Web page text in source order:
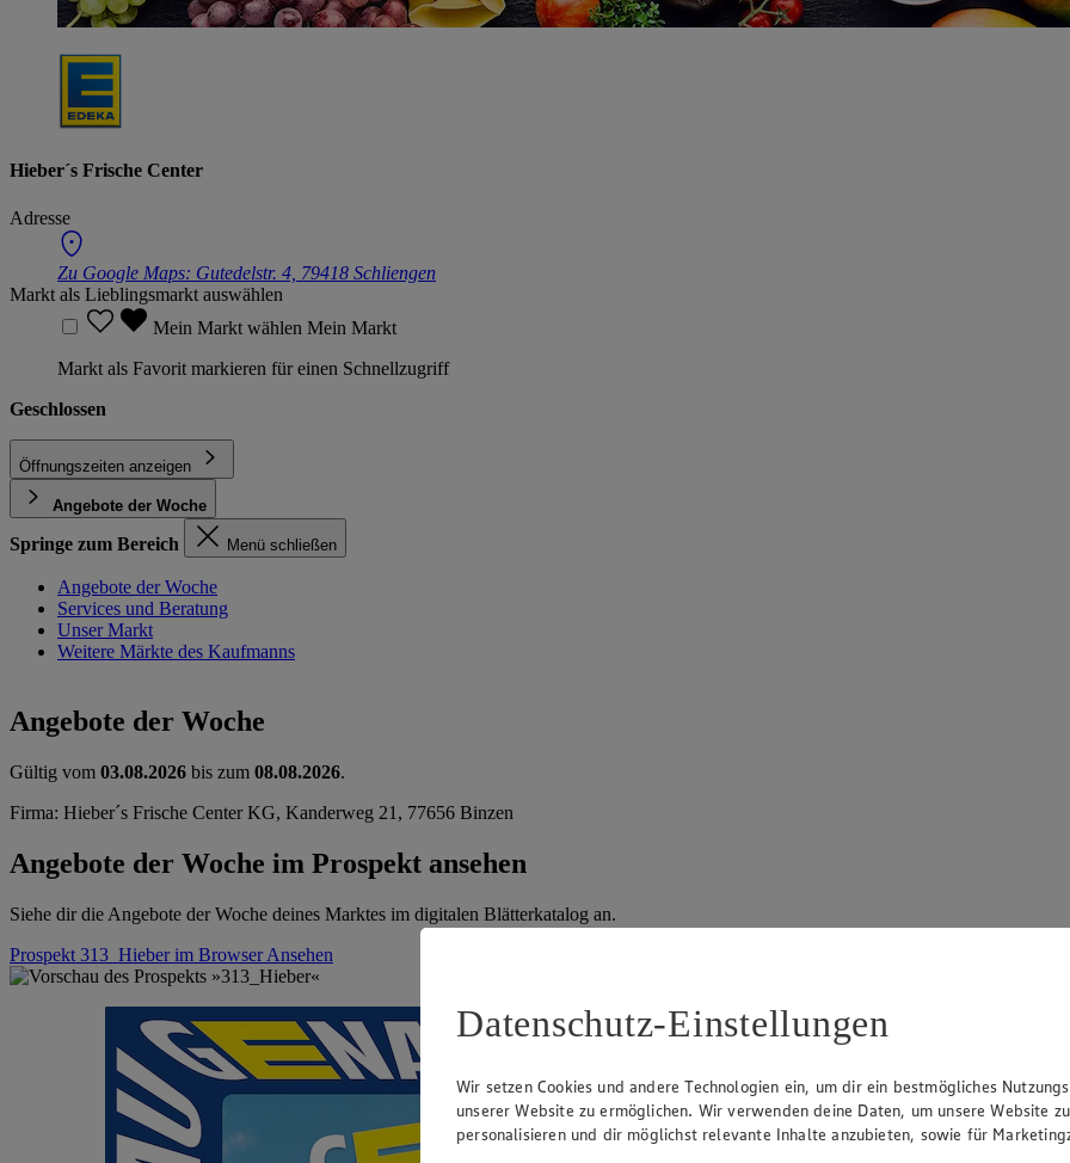
Hieber´s Frische Center
Adresse
Zu Google Maps: Gutedelstr. 4, 79418 Schliengen
Markt als Lieblingsmarkt auswählen
Mein Markt wählen Mein Markt
Markt als Favorit markieren für einen Schnellzugriff
Geschlossen
Öffnungszeiten anzeigen
Angebote der Woche
Springe zum Bereich Menü schließen
Angebote der Woche
Services und Beratung
Unser Markt
Weitere Märkte des Kaufmanns
Angebote der Woche
Gültig vom 03.08.2026 bis zum 08.08.2026.
Firma: Hieber´s Frische Center KG, Kanderweg 21, 77656 Binzen
Angebote der Woche im Prospekt ansehen
Siehe dir die Angebote der Woche deines Marktes im digitalen Blätterkatalog an.
Prospekt 313_Hieber im Browser Ansehen
Datenschutz-Einstellungen
Wir setzen Cookies und andere Technologien ein, um dir ein bestmögliches
unserer Website zu ermöglichen. Wir verwenden deine Daten, um unsere Website zu
personalisieren und dir möglichst relevante Inhalte anzubieten, sowie für